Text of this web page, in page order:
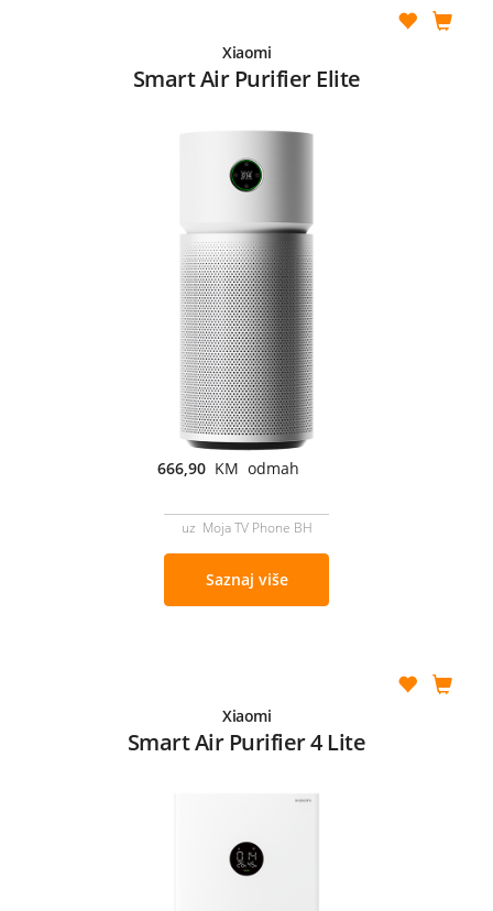
Xiaomi
Smart Air Purifier Elite
666,90 KM odmah
uz Moja TV Phone BH
Saznaj više
Xiaomi
Smart Air Purifier 4 Lite